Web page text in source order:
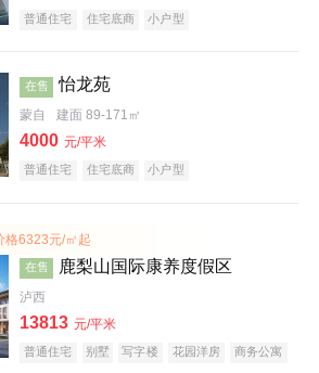
普通住宅 住宅底商 小户型
在售 怡龙苑
蒙自 建面 89-171㎡
4000 元/平米
普通住宅 住宅底商 小户型
格6323元/㎡起
在售 鹿梨山国际康养度假区
泸西
13813 元/平米
普通住宅 别墅 写字楼 花园洋房
商务公寓